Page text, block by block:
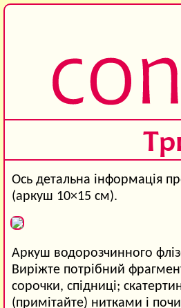
Ось детальна інформація
(аркуш 10×15 см).
Аркуш водорозчинного
Виріжте потрібний
сорочки, спідниці;
(примітайте) нитками і